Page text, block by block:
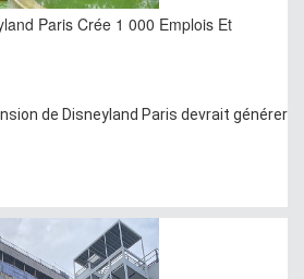
Paris Crée 1 000 Emplois Et
de Disneyland Paris devrait générer